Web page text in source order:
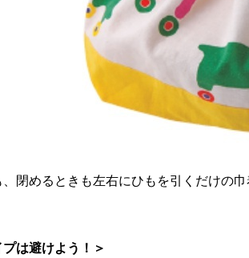
閉めるときも左右にひもを引くだけの
は避けよう！＞